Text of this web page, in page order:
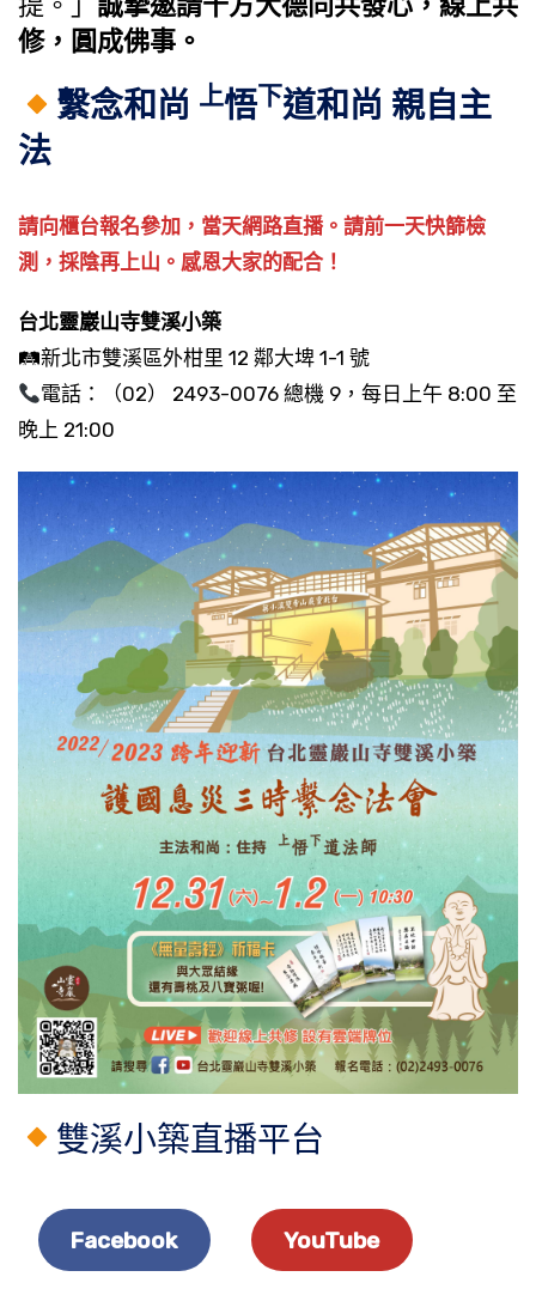
修，圓成佛事。
繫念和尚 上悟下道和尚 親自主
法
請向櫃台報名參加，當天網路直播。請前一天快篩檢
測，採陰再上山。感恩大家的配合！
台北靈巖山寺雙溪小築
🛤新北市雙溪區外柑里 12 鄰大埤 1-1 號
電話：（02） 2493-0076 總機 9，每日上午 8:00 至
晚上 21:00
雙溪小築直播平台
Facebook YouTube